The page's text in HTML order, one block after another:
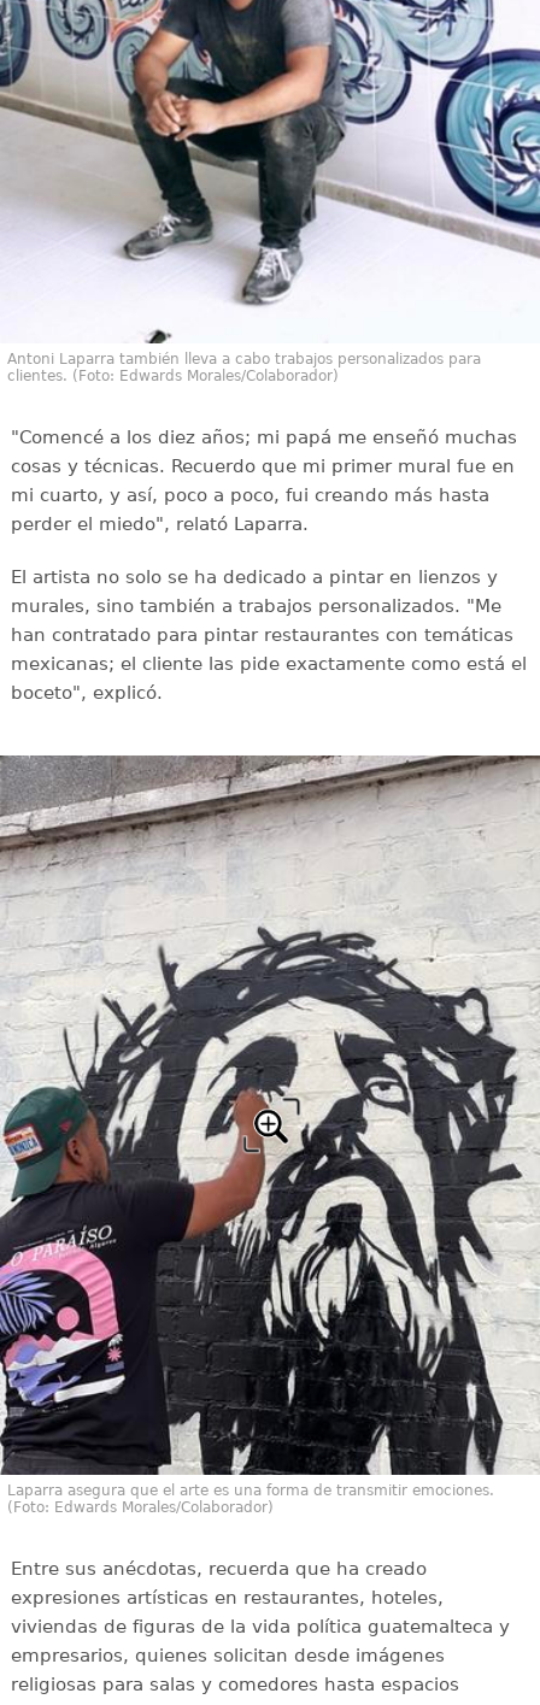
Antoni Laparra también lleva a cabo trabajos personalizados para
clientes. (Foto: Edwards Morales/Colaborador)
"Comencé a los diez años; mi papá me enseñó muchas
cosas y técnicas. Recuerdo que mi primer mural fue en
mi cuarto, y así, poco a poco, fui creando más hasta
perder el miedo", relató Laparra.
El artista no solo se ha dedicado a pintar en lienzos y
murales, sino también a trabajos personalizados. "Me
han contratado para pintar restaurantes con temáticas
mexicanas; el cliente las pide exactamente como está el
boceto", explicó.
Laparra asegura que el arte es una forma de transmitir emociones.
(Foto: Edwards Morales/Colaborador)
Entre sus anécdotas, recuerda que ha creado
expresiones artísticas en restaurantes, hoteles,
viviendas de figuras de la vida política guatemalteca y
empresarios, quienes solicitan desde imágenes
religiosas para salas y comedores hasta espacios